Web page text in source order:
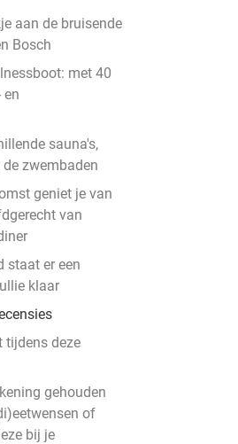
aan de bruisende
Bosch
met 40
en
sauna's,
zwembaden
geniet je van
van
staat er een
klaar
tijdens deze
gehouden
of
bij je